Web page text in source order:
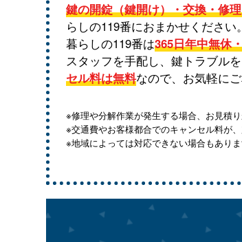
鍵の開錠（鍵開け）・交換・修
らしの119番におまかせください。
暮らしの119番は365日年中無休
スタッフを手配し、鍵トラブル
セル料は無料なので、お気軽にご
※修理や分解作業が発生する場合、お見積
※交通費やお客様都合でのキャンセル料が
※地域によっては対応できない場合もあり